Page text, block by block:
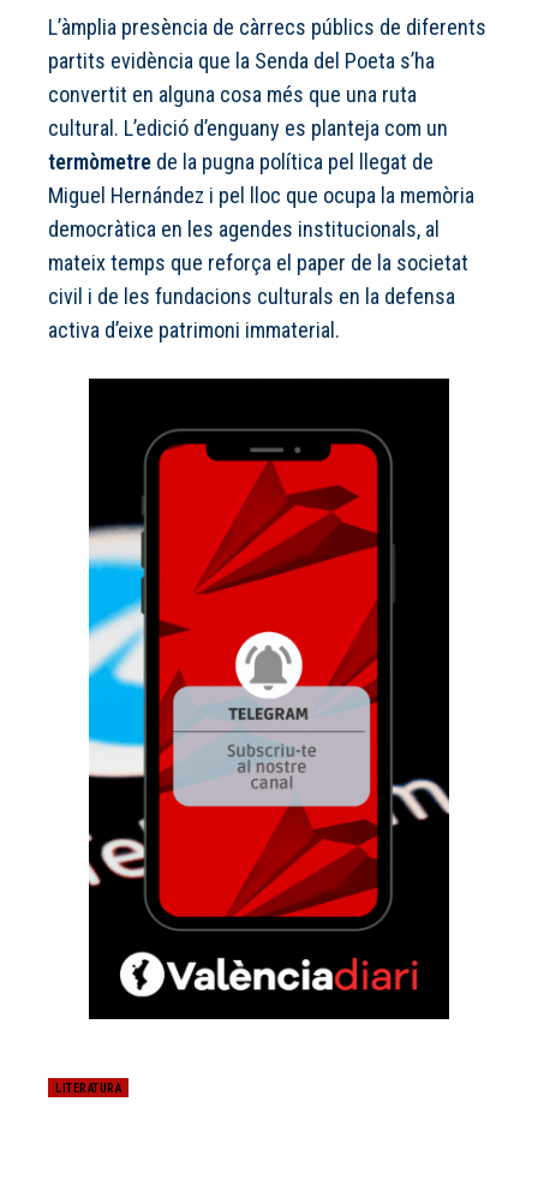
L’àmplia presència de càrrecs públics de diferents
partits evidència que la Senda del Poeta s’ha
convertit en alguna cosa més que una ruta
cultural. L’edició d’enguany es planteja com un
termòmetre de la pugna política pel llegat de
Miguel Hernández i pel lloc que ocupa la memòria
democràtica en les agendes institucionals, al
mateix temps que reforça el paper de la societat
civil i de les fundacions culturals en la defensa
activa d’eixe patrimoni immaterial.
LITERATURA